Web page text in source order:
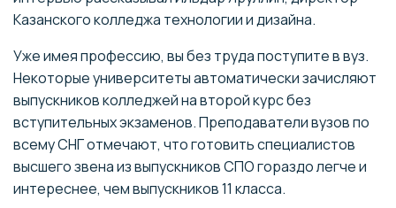
Казанского колледжа технологии и дизайна.
Уже имея профессию, вы без труда поступите в вуз.
Некоторые университеты автоматически зачисляют
выпускников колледжей на второй курс без
вступительных экзаменов. Преподаватели вузов по
всему СНГ отмечают, что готовить специалистов
высшего звена из выпускников СПО гораздо легче и
интереснее, чем выпускников 11 класса.